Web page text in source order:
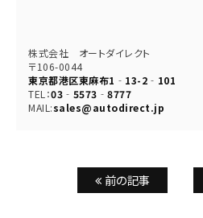
株式会社 オートダイレクト
〒106-0044
東京都港区東麻布1‐13-2‐101
TEL：03‐5573‐8777
MAIL:sales@autodirect.jp
前の記事